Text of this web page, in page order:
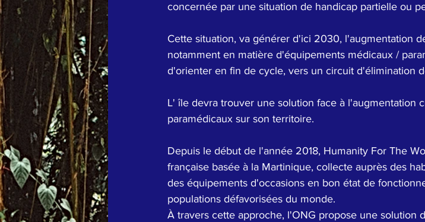
concernée par une situation de handicap partielle ou
Cette situation, va générer d'ici 2030, l'augmentation
notamment en matière d'équipements médicaux /
d'orienter en fin de cycle, vers un circuit d'élimination
L' île devra trouver une solution face à l'augmentation
paramédicaux sur son territoire.
Depuis le début de l'année 2018, Humanity For The
française basée à la Martinique, collecte auprès des
des équipements d'occasions en bon état de
populations défavorisées du monde.
À travers cette approche, l'ONG propose une solution